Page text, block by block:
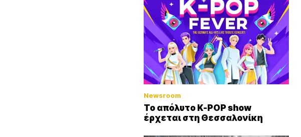
Newsroom
Το απόλυτο K-POP show
έρχεται στη Θεσσαλονίκη